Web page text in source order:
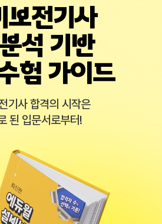
보전기사
석 기반
험 가이드
기사 합격의 시작은
된 입문서로부터!